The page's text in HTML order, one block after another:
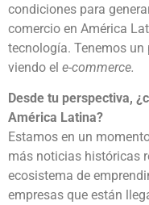
condiciones para
comercio en América
tecnología. Tenemos
viendo el e-commerce.
Desde tu perspectiva,
América Latina?
Estamos en un
más noticias históricas
ecosistema de
empresas que están